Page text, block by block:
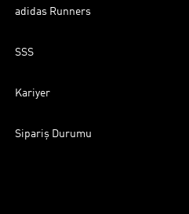
adidas Runners
SSS
Kariyer
Sipariş Durumu